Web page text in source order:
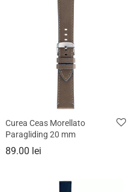
Curea Ceas Morellato
Paragliding 20 mm
89.00 lei